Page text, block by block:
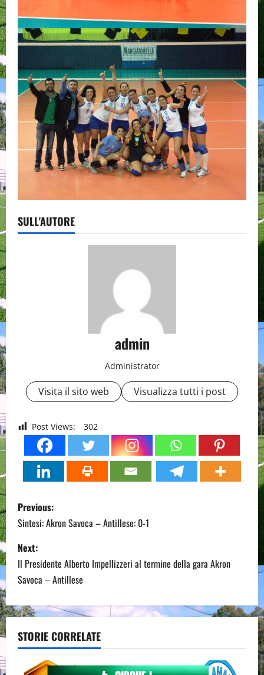
SULL'AUTORE
admin
Administrator
Visita il sito web Visualizza tutti i post
Post Views: 302
P
o
s
t
n
a
v
Previous:
Sintesi: Akron Savoca – Antillese: 0-1
Next:
Il Presidente Alberto Impellizzeri al termine della gara Akron
Savoca – Antillese
STORIE CORRELATE